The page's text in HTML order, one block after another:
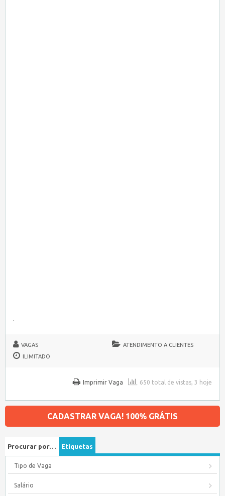
.
VAGAS
ATENDIMENTO A CLIENTES
ILIMITADO
650 total de vistas, 3 hoje
Imprimir Vaga
CADASTRAR VAGA! 100% GRÁTIS
Procurar por… Etiquetas
Tipo de Vaga
Salário